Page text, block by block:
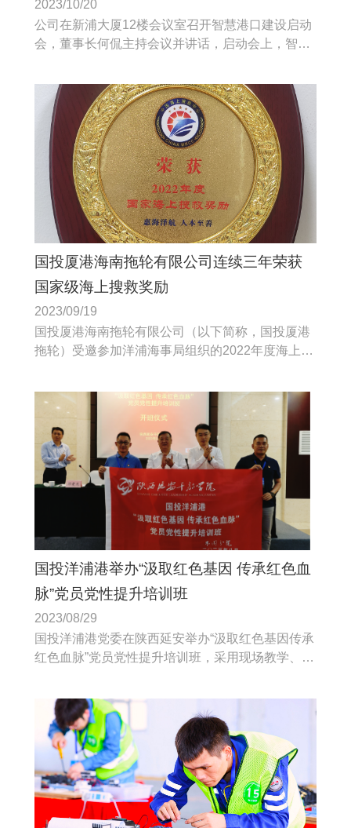
2023/10/20
公司在新浦大厦12楼会议室召开智慧港口建设启动
会，董事长何侃主持会议并讲话，启动会上，智慧
国投厦港海南拖轮有限公司连续三年荣获
国家级海上搜救奖励
2023/09/19
国投厦港海南拖轮有限公司（以下简称，国投厦港
拖轮）受邀参加洋浦海事局组织的2022年度海上搜
国投洋浦港举办“汲取红色基因 传承红色血
脉”党员党性提升培训班
2023/08/29
国投洋浦港党委在陕西延安举办“汲取红色基因传承
红色血脉”党员党性提升培训班，采用现场教学、专